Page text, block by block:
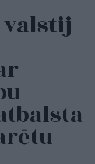
valstij